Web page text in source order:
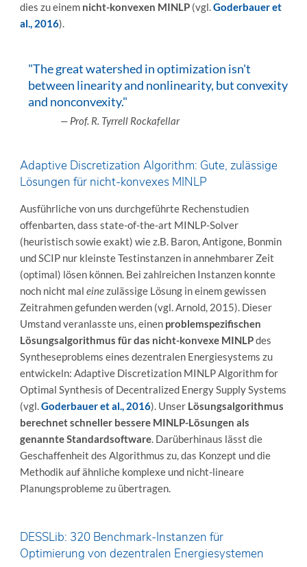
dies zu einem nicht-konvexen MINLP(vgl.Goderbauer et
al., 2016).
"The great watershed in optimization isn't
between linearity and nonlinearity, but convexity
and nonconvexity."
— Prof. R. Tyrrell Rockafellar
Adaptive Discretization Algorithm: Gute, zulässige
Lösungen für nicht-konvexes MINLP
Ausführliche von uns durchgeführte Rechenstudien
offenbarten, dass state-of-the-art MINLP-Solver
(heuristisch sowie exakt) wie z.B. Baron, Antigone, Bonmin
und SCIP nur kleinste Testinstanzen in annehmbarer Zeit
(optimal) lösen können. Bei zahlreichen Instanzen konnte
noch nicht mal einezulässige Lösung in einem gewissen
Zeitrahmen gefunden werden (vgl. Arnold, 2015). Dieser
Umstand veranlasste uns, einen problemspezifischen
Lösungsalgorithmus für das nicht-konvexe MINLPdes
Syntheseproblems eines dezentralen Energiesystems zu
entwickeln: Adaptive Discretization MINLP Algorithm for
Optimal Synthesis of Decentralized Energy Supply Systems
(vgl. Goderbauer et al., 2016). Unser Lösungsalgorithmus
berechnet schneller bessere MINLP-Lösungen als
genannte Standardsoftware. Darüberhinaus lässt die
Geschaffenheit des Algorithmus zu, das Konzept und die
Methodik auf ähnliche komplexe und nicht-lineare
Planungsprobleme zu übertragen.
DESSLib: 320 Benchmark-Instanzen für
Optimierung von dezentralen Energiesystemen